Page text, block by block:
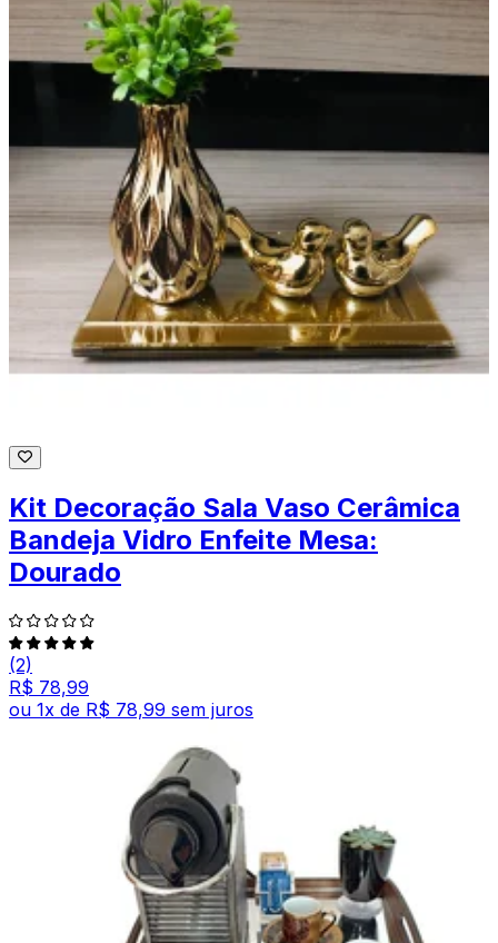
Kit Decoração Sala Vaso Cerâmica
Bandeja Vidro Enfeite Mesa:
Dourado
(2)
R$ 78,99
ou 1x de R$ 78,99 sem juros